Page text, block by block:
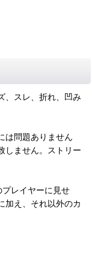
、スレ、折れ、凹み
は問題ありません
しません。ストリー
レイヤーに見せ
加え、それ以外のカ